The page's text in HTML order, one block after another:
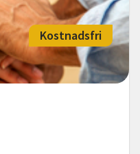
Kostnadsfri